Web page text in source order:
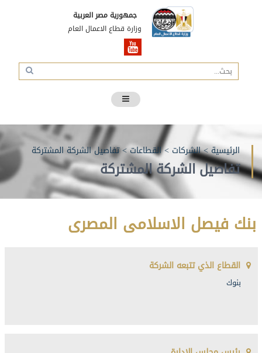
جمهورية مصر العربية
وزارة قطاع الاعمال العام
الرئيسية>الشركات >القطاعات>تفاصيل الشركة المشتركة
تفاصيل الشركة المشتركة
بنك فيصل الاسلامى المصرى
القطاع الذي تتبعه الشركة
بنوك